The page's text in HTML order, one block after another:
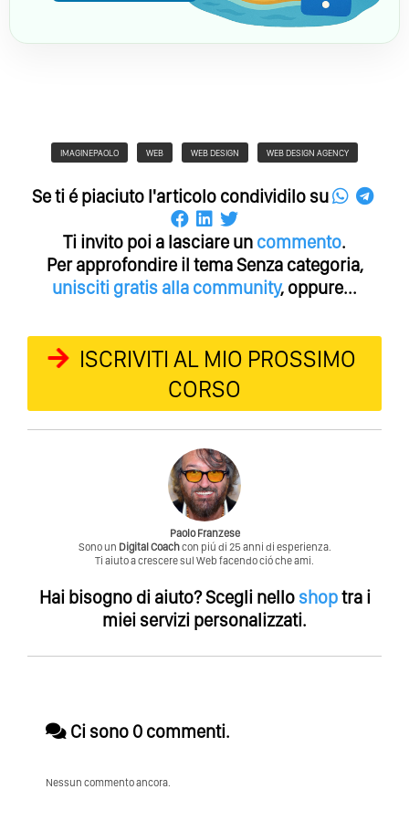
IMAGINEPAOLO WEB WEB DESIGN WEB DESIGN AGENCY
Se ti é piaciuto l'articolo condividilo su
Ti invito poi a lasciare un commento.
Per approfondire il tema Senza categoria,
unisciti gratis alla community, oppure...
ISCRIVITI AL MIO PROSSIMO
CORSO
Paolo Franzese
Sono un Digital Coachcon piú di 25 anni di esperienza.
Ti aiuto a crescere sul Web facendo ció che ami.
Hai bisogno di aiuto?Scegli nello shoptra i
miei servizi personalizzati.
Ci sono 0 commenti.
Nessun commento ancora.